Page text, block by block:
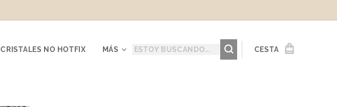
CRISTALES NO HOTFIX MÁS CESTA